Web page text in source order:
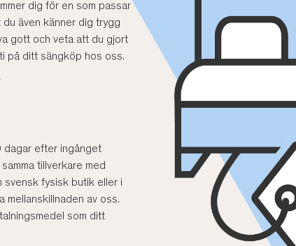
dig för en som passar
även känner dig trygg
gott och veta att du gjort
på ditt sängköp hos oss.
dagar efter ingånget
tillverkare med
svensk fysisk butik eller i
mellanskillnaden av oss.
som ditt